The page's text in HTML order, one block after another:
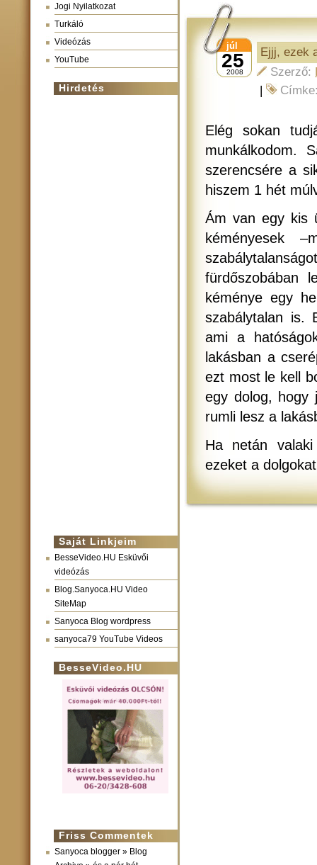
Jogi Nyilatkozat
Turkáló
Videózás
YouTube
Hirdetés
Saját Linkjeim
BesseVideo.HU Esküvői
videózás
Blog.Sanyoca.HU Video
SiteMap
Sanyoca Blog wordpress
sanyoca79 YouTube Videos
BesseVideo.HU
Friss Commentek
Sanyoca blogger » Blog
25
júl
2008
Ejjj, ezek
Szerző:
|
Elég sokan
munkálkodom.
szerencsére a
hiszem 1 hét
Ám van egy kis
kéményesek
fürdőszobában
kéménye egy
szabálytalan is.
ami a
lakásban a
ezt most le kell
egy dolog, hogy
rumli lesz a
Ha netán
ezeket a